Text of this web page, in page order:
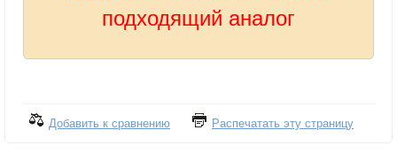
подходящий аналог
Добавить к сравнению Распечатать эту страницу